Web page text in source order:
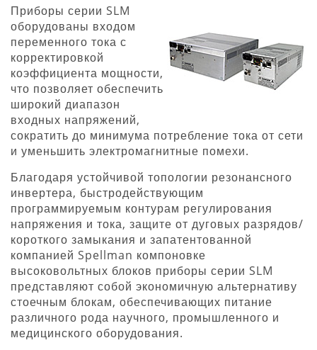
Приборы серии SLM
оборудованы входом
переменного тока с
корректировкой
коэффициента мощности,
что позволяет обеспечить
широкий диапазон
входных напряжений,
сократить до минимума потребление тока от сети
и уменьшить электромагнитные помехи.
Благодаря устойчивой топологии резонансного
инвертера, быстродействующим
программируемым контурам регулирования
напряжения и тока, защите от дуговых разрядов/
короткого замыкания и запатентованной
компанией Spellman компоновке
высоковольтных блоков приборы серии SLM
представляют собой экономичную альтернативу
стоечным блокам, обеспечивающих питание
различного рода научного, промышленного и
медицинского оборудования.